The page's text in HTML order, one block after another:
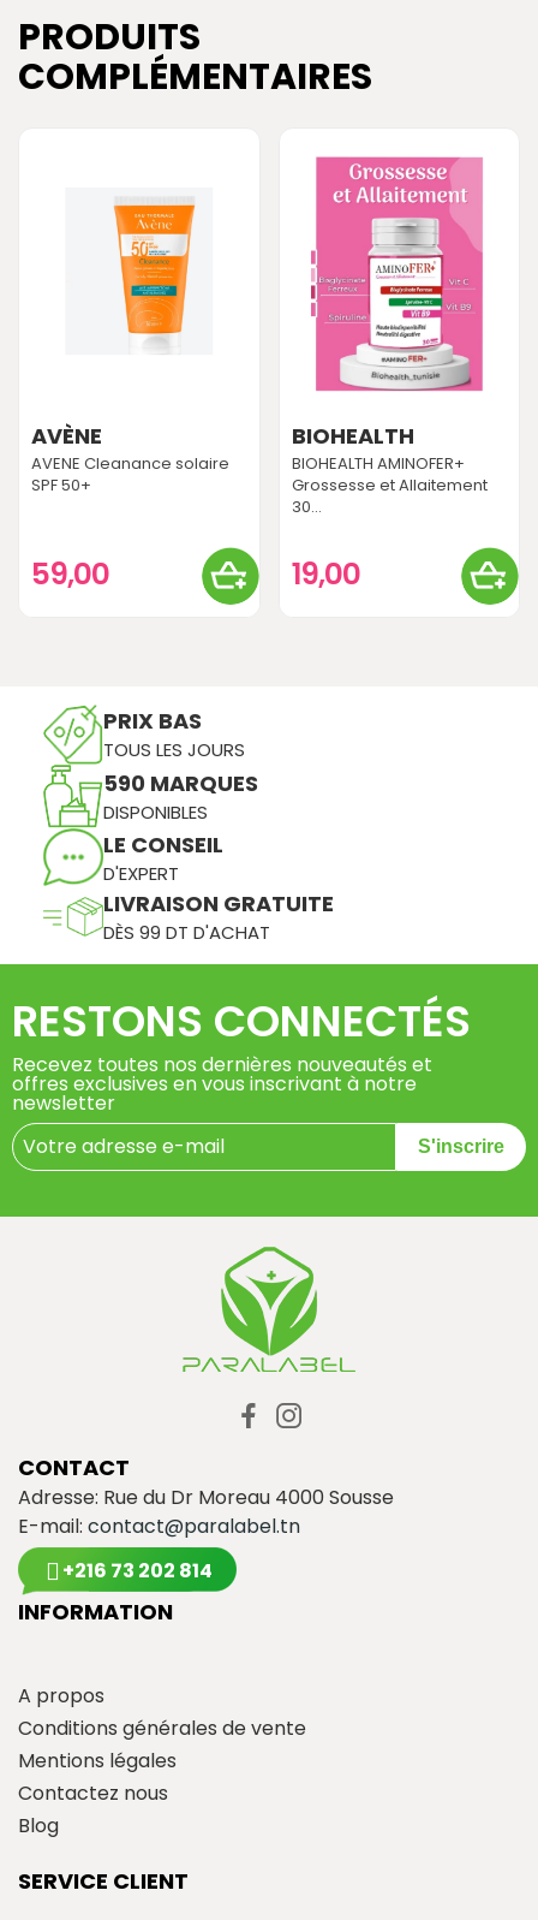
PRODUITS
COMPLÉMENTAIRES
AVÈNE
AVENE Cleanance solaire
SPF 50+
59,00
BIOHEALTH
BIOHEALTH AMINOFER+
Grossesse et Allaitement
30...
19,00
PRIX BAS
TOUS LES JOURS
590 MARQUES
DISPONIBLES
LE CONSEIL
D'EXPERT
LIVRAISON GRATUITE
DÈS 99 DT D'ACHAT
RESTONS CONNECTÉS
Recevez toutes nos dernières nouveautés et
offres exclusives en vous inscrivant à notre
newsletter
S'inscrire
CONTACT
Adresse: Rue du Dr Moreau 4000 Sousse
E-mail: contact@paralabel.tn
+216 73 202 814
INFORMATION
A propos
Conditions générales de vente
Mentions légales
Contactez nous
Blog
SERVICE CLIENT